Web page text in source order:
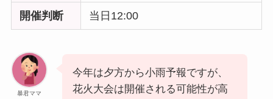
開催判断 当日12:00
暴君ママ
今年は夕方から小雨予報ですが、
花火大会は開催される可能性が高